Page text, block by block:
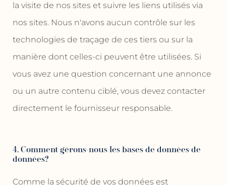
la visite de nos sites et suivre les liens utilisés via
nos sites. Nous n'avons aucun contrôle sur les
technologies de traçage de ces tiers ou sur la
manière dont celles-ci peuvent être utilisées. Si
vous avez une question concernant une annonce
ou un autre contenu ciblé, vous devez contacter
directement le fournisseur responsable.
4. Comment gérons-nous les bases de données de
données?
Comme la sécurité de vos données est